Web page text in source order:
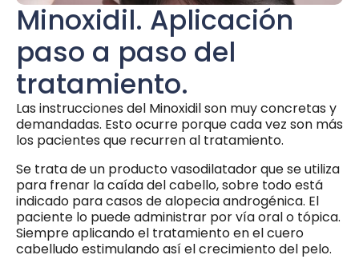
Minoxidil. Aplicación
paso a paso del
tratamiento.
Las instrucciones del Minoxidil son muy concretas y
demandadas. Esto ocurre porque cada vez son más
los pacientes que recurren al tratamiento.
Se trata de un producto vasodilatador que se utiliza
para frenar la caída del cabello, sobre todo está
indicado para casos de alopecia androgénica. El
paciente lo puede administrar por vía oral o tópica.
Siempre aplicando el tratamiento en el cuero
cabelludo estimulando así el crecimiento del pelo.